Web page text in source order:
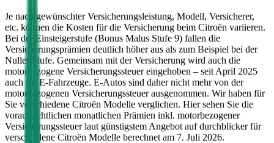
Je nach gewünschter Versicherungsleistung, Modell, Versicherer,
etc. können die Kosten für die Versicherung beim Citroën variieren.
Bei der Einsteigerstufe (Bonus Malus Stufe 9) fallen die
Versicherungsprämien deutlich höher aus als zum Beispiel bei der
Nuller Stufe. Gemeinsam mit der Versicherung wird auch die
motorbezogene Versicherungssteuer eingehoben – seit April 2025
auch für E-Fahrzeuge. E-Autos sind daher nicht mehr von der
motorbezogenen Versicherungssteuer ausgenommen. Wir haben für
Sie verschiedene Citroën Modelle verglichen. Hier sehen Sie die
voraussichtlichen monatlichen Prämien inkl. motorbezogener
Versicherungssteuer laut günstigstem Angebot auf durchblicker für
verschiedene Citroën Modelle berechnet am 7. Juli 2026.